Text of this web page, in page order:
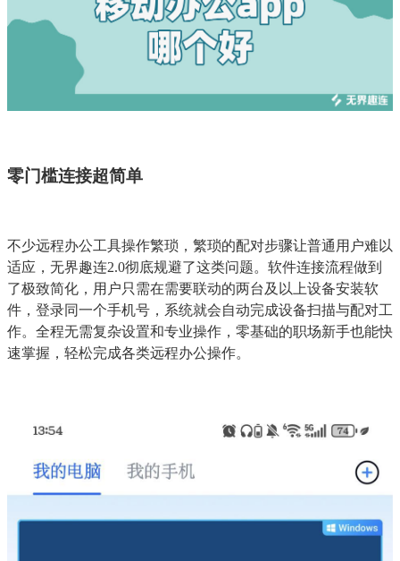
零门槛连接超简单
不少远程办公工具操作繁琐，繁琐的配对步骤让普通用户难以
适应，无界趣连2.0彻底规避了这类问题。软件连接流程做到
了极致简化，用户只需在需要联动的两台及以上设备安装软
件，登录同一个手机号，系统就会自动完成设备扫描与配对工
作。全程无需复杂设置和专业操作，零基础的职场新手也能快
速掌握，轻松完成各类远程办公操作。